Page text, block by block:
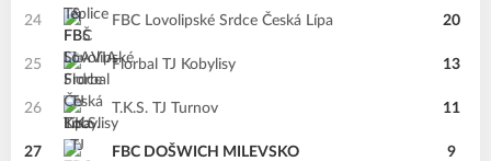
24 FBC Lovolipské Srdce Česká Lípa 20
25 Florbal TJ Kobylisy 13
26 T.K.S. TJ Turnov 11
27 FBC DOŠWICH MILEVSKO 9